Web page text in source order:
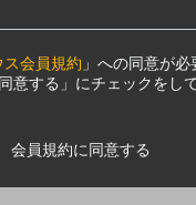
会員規約 」への同意が
意する」にチェックをし
会員規約に同意する